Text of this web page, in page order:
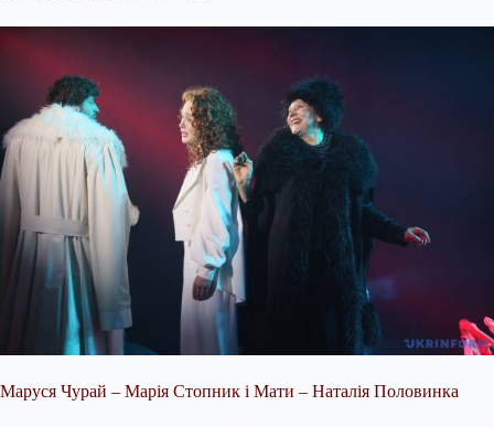
Маруся Чурай – Марія Стопник і Мати – Наталія Половинка